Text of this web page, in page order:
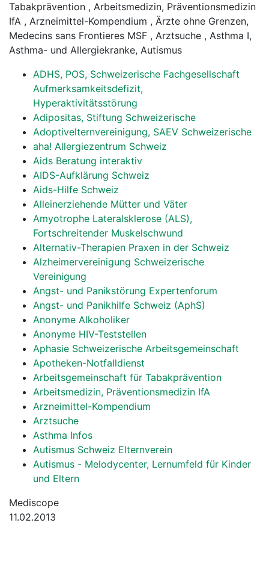
Tabakprävention , Arbeitsmedizin, Präventionsmedizin
IfA , Arzneimittel-Kompendium , Ärzte ohne Grenzen,
Medecins sans Frontieres MSF , Arztsuche , Asthma I,
Asthma- und Allergiekranke, Autismus
ADHS, POS, Schweizerische Fachgesellschaft
Aufmerksamkeitsdefizit,
Hyperaktivitätsstörung
Adipositas, Stiftung Schweizerische
Adoptivelternvereinigung, SAEV Schweizerische
aha! Allergiezentrum Schweiz
Aids Beratung interaktiv
AIDS-Aufklärung Schweiz
Aids-Hilfe Schweiz
Alleinerziehende Mütter und Väter
Amyotrophe Lateralsklerose (ALS),
Fortschreitender Muskelschwund
Alternativ-Therapien Praxen in der Schweiz
Alzheimervereinigung Schweizerische
Vereinigung
Angst- und Panikstörung Expertenforum
Angst- und Panikhilfe Schweiz (AphS)
Anonyme Alkoholiker
Anonyme HIV-Teststellen
Aphasie Schweizerische Arbeitsgemeinschaft
Apotheken-Notfalldienst
Arbeitsgemeinschaft für Tabakprävention
Arbeitsmedizin, Präventionsmedizin IfA
Arzneimittel-Kompendium
Arztsuche
Asthma Infos
Autismus Schweiz Elternverein
Autismus - Melodycenter, Lernumfeld für Kinder
und Eltern
Mediscope
11.02.2013